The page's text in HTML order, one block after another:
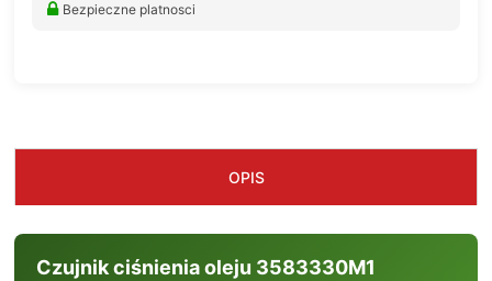
Bezpieczne platnosci
OPIS
Czujnik ciśnienia oleju 3583330M1